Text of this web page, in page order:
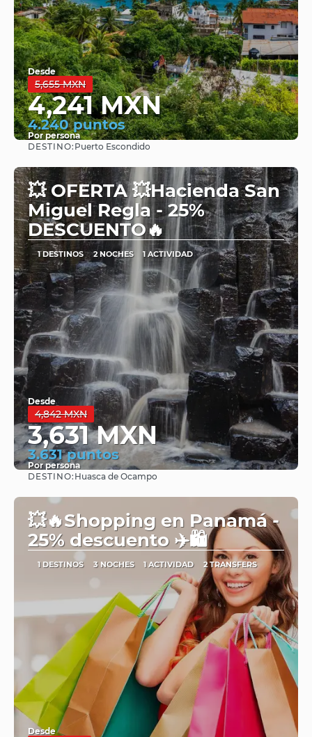
Desde
5,655 MXN
4,241 MXN
4.240 puntos
Por persona
Ver
DESTINO: Puerto Escondido
💥 OFERTA 💥Hacienda San
Miguel Regla - 25%
DESCUENTO🔥
1 DESTINOS 2 NOCHES 1 ACTIVIDAD
Desde
4,842 MXN
3,631 MXN
3.631 puntos
Por persona
Ver
DESTINO: Huasca de Ocampo
💥🔥Shopping en Panamá -
25% descuento ✈️🛍️
1 DESTINOS 3 NOCHES 1 ACTIVIDAD 2 TRANSFERS
Desde